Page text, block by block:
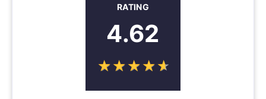
RATING
4.62
☆☆☆☆☆
★★★★★